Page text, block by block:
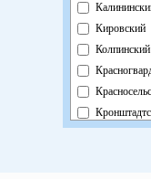
Кировский
Колпинский